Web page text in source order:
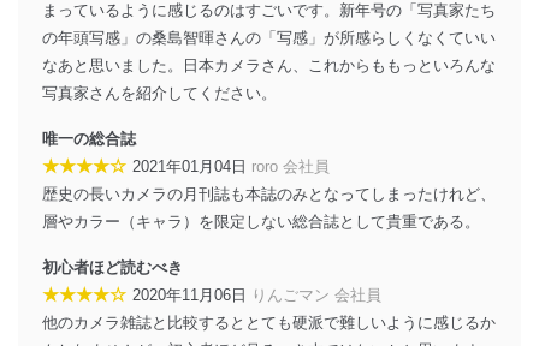
まっているように感じるのはすごいです。新年号の「写真家たち
の年頭写感」の桑島智暉さんの「写感」が所感らしくなくていい
なあと思いました。日本カメラさん、これからももっといろんな
写真家さんを紹介してください。
唯一の総合誌
★★★★☆ 2021年01月04日 roro 会社員
歴史の長いカメラの月刊誌も本誌のみとなってしまったけれど、
層やカラー（キャラ）を限定しない総合誌として貴重である。
初心者ほど読むべき
★★★★☆ 2020年11月06日
りんごマン 会社員
他のカメラ雑誌と比較するととても硬派で難しいように感じるか